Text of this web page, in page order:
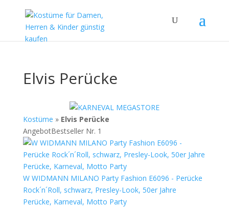
Elvis Perücke
Kostüme » Elvis Perücke
AngebotBestseller Nr. 1
W WIDMANN MILANO Party Fashion E6096 - Perücke
Rock´n´Roll, schwarz, Presley-Look, 50er Jahre
Perücke, Karneval, Motto Party